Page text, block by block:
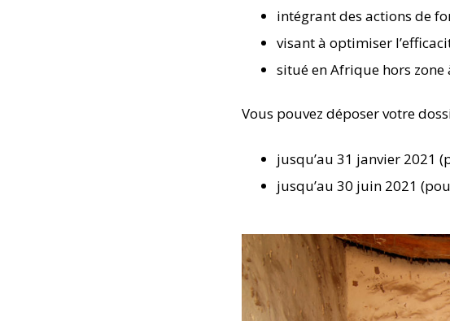
intégrant des actions de
visant à optimiser
situé en Afrique hors zone
Vous pouvez déposer votre
jusqu’au 31 janvier 2021
jusqu’au 30 juin 2021